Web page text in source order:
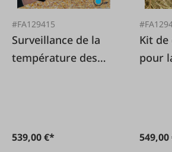
#FA129415
Surveillance de la
température des
539,00 €*
Kit
pour
549,00